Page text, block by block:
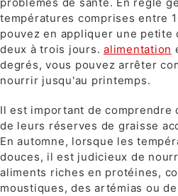
températures comprises entre
pouvez en appliquer une
deux à trois jours. alimentation
degrés, vous pouvez arrêter
nourrir jusqu'au printemps.
Il est important de comprendre
de leurs réserves de graisse
En automne, lorsque les
douces, il est judicieux de
aliments riches en protéines,
moustiques, des artémias ou